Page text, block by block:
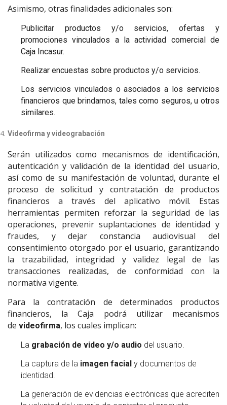
Asimismo, otras finalidades adicionales son:
Publicitar productos y/o servicios, ofertas y
promociones vinculados a la actividad comercial de
Caja Incasur.
Realizar encuestas sobre productos y/o servicios.
Los servicios vinculados o asociados a los servicios
financieros que brindamos, tales como seguros, u otros
similares.
Videofirma y videograbación
Serán utilizados como mecanismos de identificación,
autenticación y validación de la identidad del usuario,
así como de su manifestación de voluntad, durante el
proceso de solicitud y contratación de productos
financieros a través del aplicativo móvil. Estas
herramientas permiten reforzar la seguridad de las
operaciones, prevenir suplantaciones de identidad y
fraudes, y dejar constancia audiovisual del
consentimiento otorgado por el usuario, garantizando
la trazabilidad, integridad y validez legal de las
transacciones realizadas, de conformidad con la
normativa vigente.
Para la contratación de determinados productos
financieros, la Caja podrá utilizar mecanismos
de videofirma, los cuales implican:
La grabación de video y/o audio del usuario.
La captura de la imagen facial y documentos de
identidad.
La generación de evidencias electrónicas que acrediten